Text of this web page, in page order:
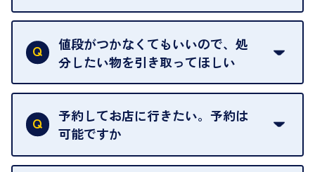
査定額は当日限り有効です。
中古市場が日々変動するため、翌日には査定額が変
わることがございます。
値段がつかなくてもいいので、処
分したい物を引き取ってほしい
再販不可能な物は、場合によってはお断りすること
がございます。ご了承ください。
予約してお店に行きたい。予約は
可能ですか
申し訳ありませんが、現在はご来店の予約は承って